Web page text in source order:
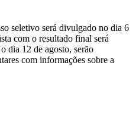
seletivo será divulgado no dia 6
com o resultado final será
dia 12 de agosto, serão
com informações sobre a